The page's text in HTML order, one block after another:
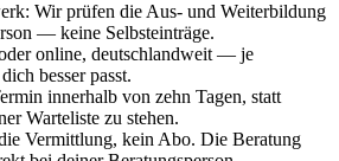
Wir prüfen die Aus- und Weiterbildung
— keine Selbsteinträge.
online, deutschlandweit — je
besser passt.
innerhalb von zehn Tagen, statt
Warteliste zu stehen.
Vermittlung, kein Abo. Die Beratung